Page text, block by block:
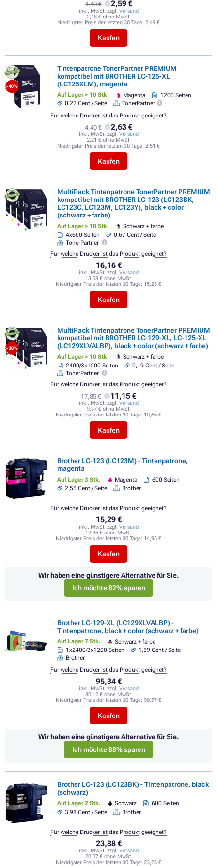
4,40 € 2,59 €
inkl. MwSt. zzgl. Versand
2,18 € ohne MwSt.
Niedrigster Preis der letzten 30 Tage: 2,49 €
Kaufen
- 40%
Tintenpatrone TonerPartner PREMIUM
kompatibel mit BROTHER LC-125-XL
(LC125XLM), magenta
Auf Lager > 10 Stk. Magenta
1200 Seiten
0,22 Cent / Seite
TonerPartner
4,40 € 2,63 €
inkl. MwSt. zzgl. Versand
2,21 € ohne MwSt.
Niedrigster Preis der letzten 30 Tage: 2,51 €
Kaufen
Für welche Drucker ist das Produkt geeignet?
MultiPack Tintenpatrone TonerPartner PREMIUM
kompatibel mit BROTHER LC-123 (LC123BK,
LC123C, LC123M, LC123Y), black + color
(schwarz + farbe)
Auf Lager > 10 Stk.
Schwarz + farbe
4x600 Seiten
0,67 Cent / Seite
TonerPartner
16,16 €
inkl. MwSt. zzgl. Versand
13,58 € ohne MwSt.
Niedrigster Preis der letzten 30 Tage: 15,23 €
Kaufen
Für welche Drucker ist das Produkt geeignet?
- 38%
MultiPack Tintenpatrone TonerPartner PREMIUM
kompatibel mit BROTHER LC-129-XL, LC-125-XL
(LC129XLVALBP), black + color (schwarz + farbe)
Auf Lager > 10 Stk.
Schwarz + farbe
2400/3x1200 Seiten
0,19 Cent / Seite
TonerPartner
17,85 € 11,15 €
inkl. MwSt. zzgl. Versand
9,37 € ohne MwSt.
Niedrigster Preis der letzten 30 Tage: 10,66 €
Kaufen
Für welche Drucker ist das Produkt geeignet?
Brother LC-123 (LC123M) - Tintenpatrone,
magenta
Auf Lager 3 Stk. Magenta
600 Seiten
2,55 Cent / Seite
Brother
15,29 €
inkl. MwSt. zzgl. Versand
12,85 € ohne MwSt.
Niedrigster Preis der letzten 30 Tage: 14,95 €
Kaufen
Für welche Drucker ist das Produkt geeignet?
Wir haben eine günstigere Alternative für Sie.
Ich möchte 82% sparen
Brother LC-129-XL (LC129XLVALBP) -
Tintenpatrone, black + color (schwarz + farbe)
Auf Lager 7 Stk.
Schwarz + farbe
1x2400/3x1200 Seiten
1,59 Cent / Seite
Brother
95,34 €
inkl. MwSt. zzgl. Versand
80,12 € ohne MwSt.
Niedrigster Preis der letzten 30 Tage: 90,77 €
Kaufen
Für welche Drucker ist das Produkt geeignet?
Wir haben eine günstigere Alternative für Sie.
Ich möchte 88% sparen
Brother LC-123 (LC123BK) - Tintenpatrone, black
(schwarz)
Auf Lager 2 Stk. Schwarz
600 Seiten
3,98 Cent / Seite
Brother
23,88 €
inkl. MwSt. zzgl. Versand
20,07 € ohne MwSt.
Niedrigster Preis der letzten 30 Tage: 23,28 €
Für welche Drucker ist das Produkt geeignet?